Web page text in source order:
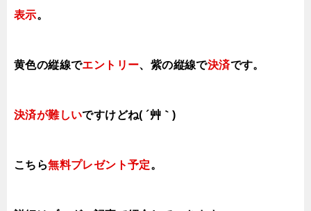
表示。
黄色の縦線でエントリー、紫の縦線で決済です。
決済が難しいですけどね( ´艸｀)
こちら無料プレゼント予定。